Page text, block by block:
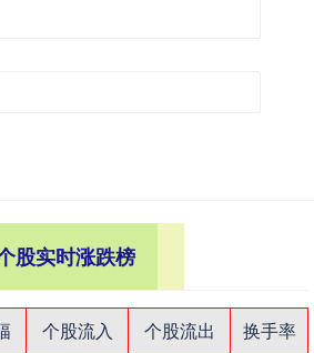
股实时涨跌榜
个股流入 个股流出
换手率